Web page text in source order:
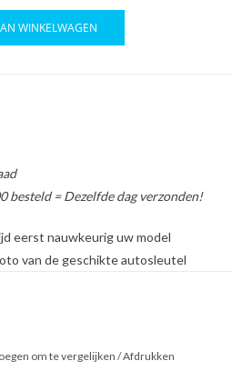
WINKELWAGEN
besteld = Dezelfde dag verzonden!
eerst nauwkeurig uw model
van de geschikte autosleutel
om te vergelijken /Afdrukken